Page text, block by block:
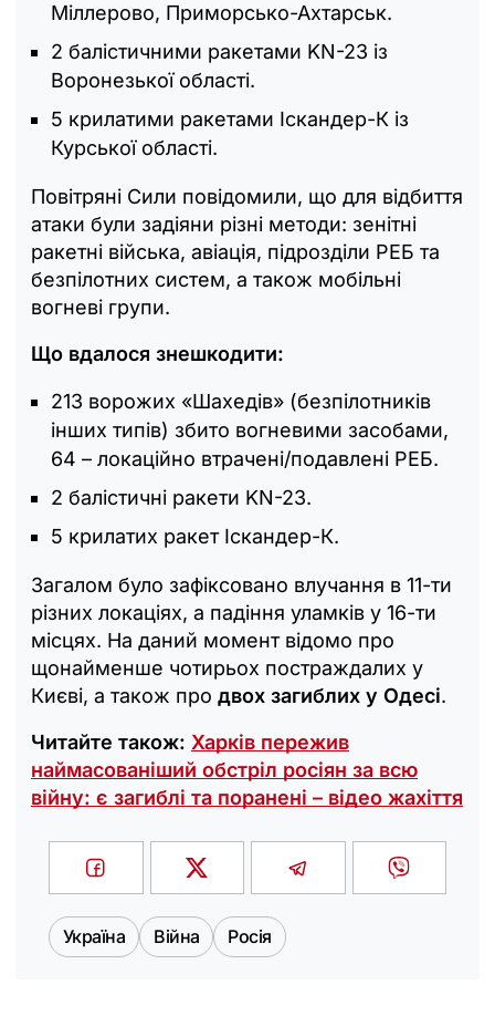
Міллерово, Приморсько-Ахтарськ.
2 балістичними ракетами KN-23 із
Воронезької області.
5 крилатими ракетами Іскандер-К із
Курської області.
Повітряні Сили повідомили, що для відбиття
атаки були задіяни різні методи: зенітні
ракетні війська, авіація, підрозділи РЕБ та
безпілотних систем, а також мобільні
вогневі групи.
Що вдалося знешкодити:
213 ворожих «Шахедів» (безпілотників
інших типів) збито вогневими засобами,
64 – локаційно втрачені/подавлені РЕБ.
2 балістичні ракети KN-23.
5 крилатих ракет Іскандер-К.
Загалом було зафіксовано влучання в 11-ти
різних локаціях, а падіння уламків у 16-ти
місцях. На даний момент відомо про
щонайменше чотирьох постраждалих у
Києві, а також про двох загиблих у Одесі.
Читайте також: Харків пережив
наймасованіший обстріл росіян за всю
війну: є загиблі та поранені – відео жахіття
Україна Війна Росія